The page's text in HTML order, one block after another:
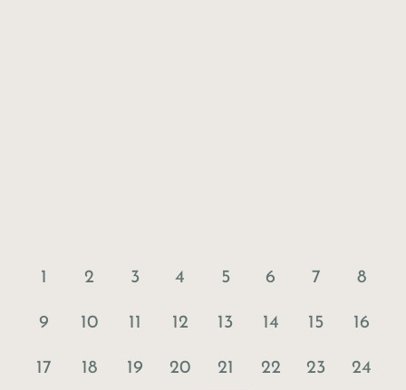
1 2 3 4 5 6 7 8
9 10 11 12 13 14 15 16
17 18 19 20 21 22 23 24